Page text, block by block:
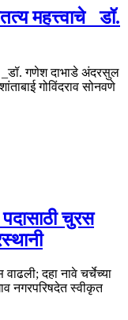
महत्त्वाचे _डॉ.
_डॉ. गणेश दाभाडे अंदरसुल
गोविंदराव सोनवणे
चुरस
दहा नावे चर्चेच्या
नगरपरिषदेत स्वीकृत